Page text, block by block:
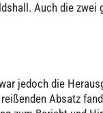
Auch die
jedoch die
reißenden Absatz